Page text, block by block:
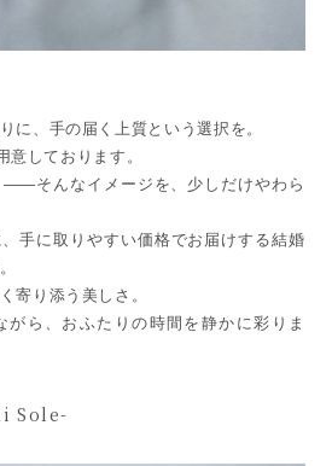
に、手の届く上質という選択を。
しております。
——そんなイメージを、少しだけやわら
手に取りやすい価格でお届けする結婚
寄り添う美しさ。
がら、おふたりの時間を静かに彩りま
Sole-